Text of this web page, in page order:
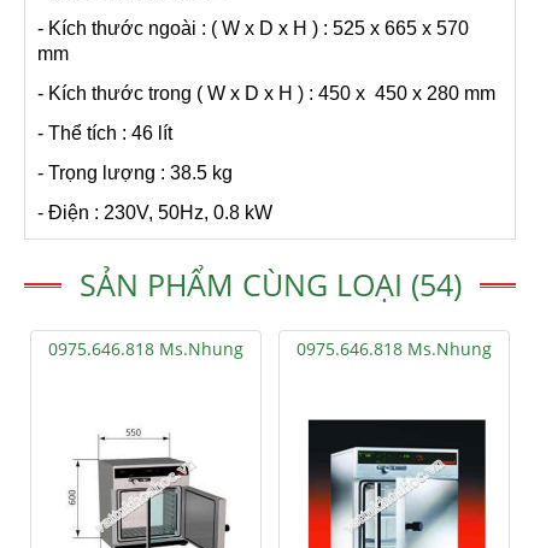
- Kích thước ngoài : ( W x D x H ) : 525 x 665 x 570
mm
- Kích thước trong ( W x D x H ) : 450 x 450 x 280 mm
- Thể tích : 46 lít
- Trọng lượng : 38.5 kg
- Điện : 230V, 50Hz, 0.8 kW
SẢN PHẨM CÙNG LOẠI (54)
0975.646.818 Ms.Nhung 0975.646.818 Ms.Nhung